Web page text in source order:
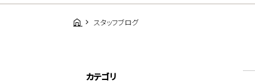
スタッフブログ
カテゴリ